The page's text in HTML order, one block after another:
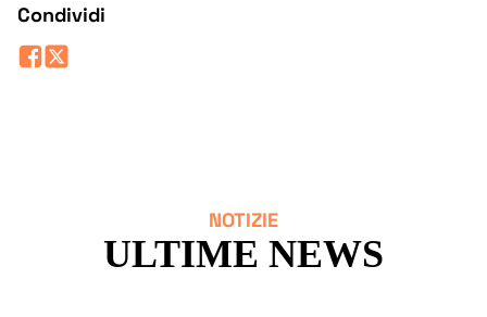
Condividi
NOTIZIE
ULTIME NEWS